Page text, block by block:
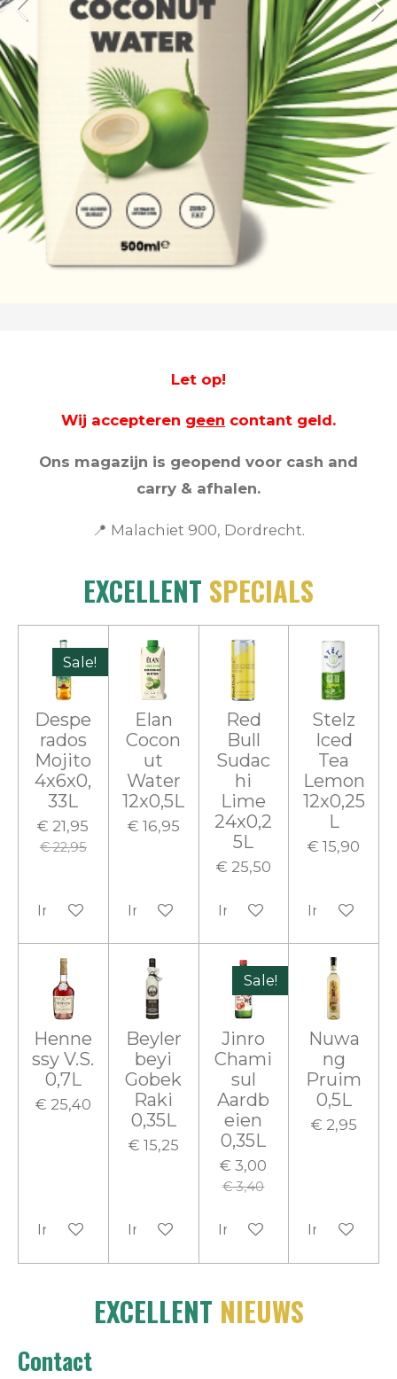
Let op!
Wij accepteren geen contant geld.
Ons magazijn is geopend voor cash and
carry & afhalen.
📍 Malachiet 900, Dordrecht.
EXCELLENT SPECIALS
Sale!
Despe
rados
Mojito
4x6x0,
33L
€ 21,95
€ 22,95
In winkelwagen
Elan
Cocon
ut
Water
12x0,5L
€ 16,95
In winkelwagen
Red
Bull
Sudac
hi
Lime
24x0,2
5L
€ 25,50
In winkelwagen
Stelz
Iced
Tea
Lemon
12x0,25
L
€ 15,90
In
Henne
ssy V.S.
0,7L
€ 25,40
In winkelwagen
Beyler
beyi
Gobek
Raki
0,35L
€ 15,25
In winkelwagen
Sale!
Jinro
Chami
sul
Aardb
eien
0,35L
€ 3,00
€ 3,40
In winkelwagen
Nuwa
ng
Pruim
0,5L
€ 2,95
In
EXCELLENT NIEUWS
Contact